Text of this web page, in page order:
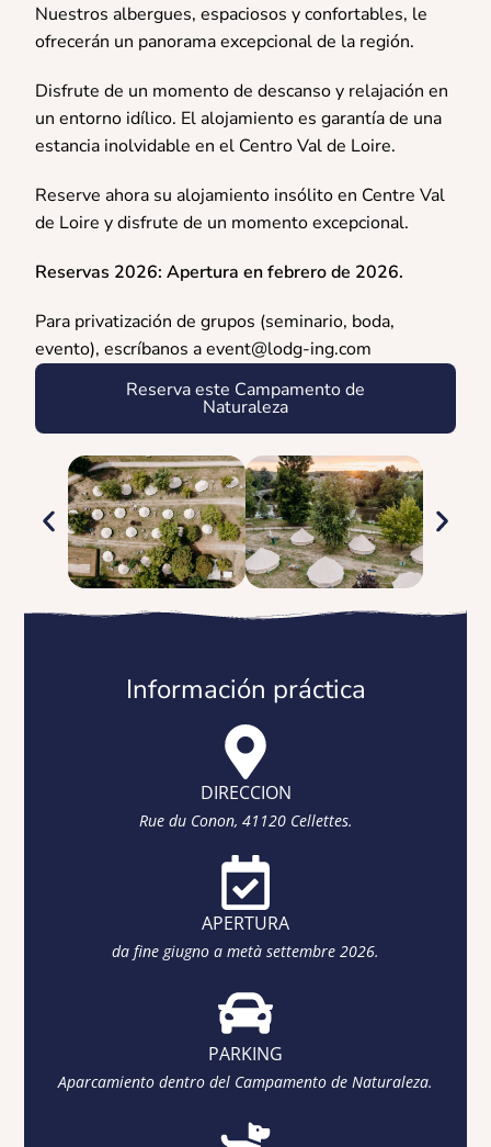
Nuestros albergues, espaciosos y confortables, le
ofrecerán un panorama excepcional de la región.
Disfrute de un momento de descanso y relajación en
un entorno idílico. El alojamiento es garantía de una
estancia inolvidable en el Centro Val de Loire.
Reserve ahora su alojamiento insólito en Centre Val
de Loire y disfrute de un momento excepcional.
Reservas 2026: Apertura en febrero de 2026.
Para privatización de grupos (seminario, boda,
evento), escríbanos a event@lodg-ing.com
Reserva este Campamento de
Naturaleza
Información práctica
DIRECCION
Rue du Conon, 41120 Cellettes.
APERTURA
da fine giugno a metà settembre 2026.
PARKING
Aparcamiento dentro del Campamento de Naturaleza.